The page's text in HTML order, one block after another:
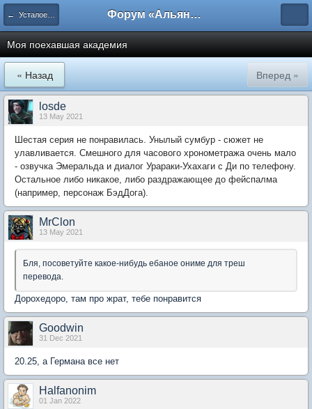
← Усталое королевство Форум «Альянса вольных переводчиков»
Моя поехавшая академия
« Назад Вперед »
losde
13 May 2021
Шестая серия не понравилась. Унылый сумбур - сюжет не
улавливается. Смешного для часового хронометража очень мало
- озвучка Эмеральда и диалог Урараки-Ухахаги с Ди по телефону.
Остальное либо никакое, либо раздражающее до фейспалма
(например, персонаж БэдДога).
MrClon
13 May 2021
Бля, посоветуйте какое-нибудь ебаное ониме для треш
перевода.
Дорохедоро, там про жрат, тебе понравится
Goodwin
31 Dec 2021
20.25, а Германа все нет
Halfanonim
01 Jan 2022